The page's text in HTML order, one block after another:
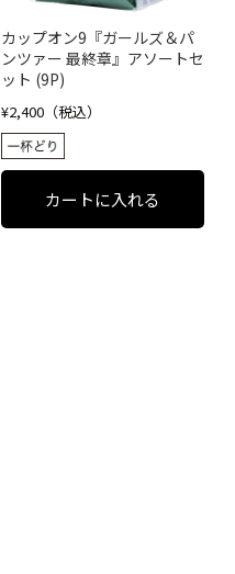
カップオン9『ガールズ＆パ
ンツァー 最終章』アソートセ
ット (9P)
¥2,400（税込）